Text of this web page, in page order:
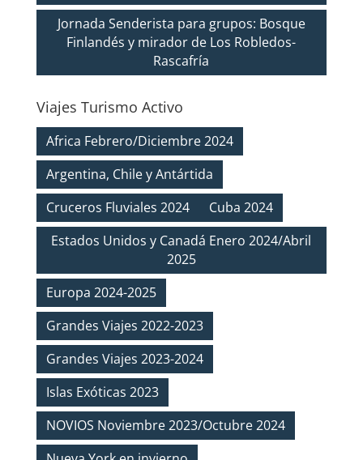
Jornada Senderista para grupos: Bosque
Finlandés y mirador de Los Robledos-
Rascafría
Viajes Turismo Activo
Africa Febrero/Diciembre 2024
Argentina, Chile y Antártida
Cruceros Fluviales 2024
Cuba 2024
Estados Unidos y Canadá Enero 2024/Abril
2025
Europa 2024-2025
Grandes Viajes 2022-2023
Grandes Viajes 2023-2024
Islas Exóticas 2023
NOVIOS Noviembre 2023/Octubre 2024